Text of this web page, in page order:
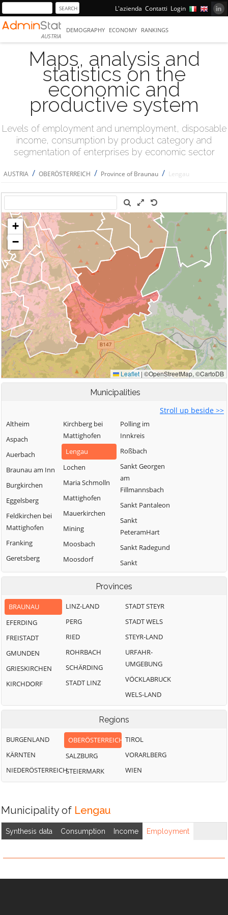
L'azienda Contatti Login
AUSTRIA
DEMOGRAPHY ECONOMY RANKINGS
Maps, analysis and
statistics on the
economic and
productive system
Levels of employment and unemployment, disposable
income, consumption by product category and
segmentation of enterprises by economic sector
AUSTRIA / OBERÖSTERREICH / Province of Braunau / Lengau
Municipalities
Stroll up beside >>
Altheim
Aspach
Auerbach
Braunau am Inn
Burgkirchen
Eggelsberg
Feldkirchen bei
Mattighofen
Franking
Geretsberg
Gilgenberg am
Haigermoos
Handenberg
Uttendorf
Hochburg-Ach
Höhnhart
Jeging
Kirchberg bei
Mattighofen
Lengau
Lochen
Maria Schmolln
Mattighofen
Mauerkirchen
Mining
Moosbach
Moosdorf
Munderfing
Neukirchen an
Polling im
Innkreis
Roßbach
Sankt Georgen
am
Fillmannsbach
Sankt Pantaleon
Sankt
PeteramHart
Sankt Radegund
Sankt
VeitimInnkreis
SanktJohann am
Treubach
Weng im Innkreis
Provinces
BRAUNAU
EFERDING
FREISTADT
GMUNDEN
GRIESKIRCHEN
KIRCHDORF
LINZ-LAND
PERG
RIED
ROHRBACH
SCHÄRDING
STADT LINZ
STADT STEYR
STADT WELS
STEYR-LAND
URFAHR-
UMGEBUNG
VÖCKLABRUCK
WELS-LAND
Regions
BURGENLAND
KÄRNTEN
NIEDERÖSTERREICH
OBERÖSTERREICH
SALZBURG
STEIERMARK
TIROL
VORARLBERG
WIEN
Municipality of Lengau
Synthesis data Consumption Income Employment